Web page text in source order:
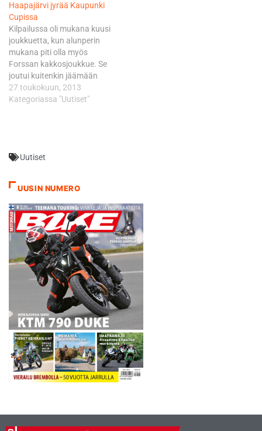
pisteen vastustajilleen.
Voittajan riveissä Niko
Siltaniemi ajoi 16 pistettä.
Hä menetti ainoat pisteensä
joukkuekaveri Jiri Niemiselle,
jonka saldo päivän
kilpailusta oli 13 pistettä.
Kilpailussa toiseksi ajoi
Seinäjoen joukkue viisi
Haapajärvi jyrää Kaupunki
Cupissa
Kilpailussa oli mukana kuusi
joukkuetta, kun alunperin
mukana piti olla myös
Forssan kakkosjoukkue. Se
joutui kuitenkin jäämään
kilpailusta pois, kun Henri
Ahlbom ei ollut vielä
Siltaniemen tilalle. Kilpailun
joukkue maksimipisteet
keränneen Jari Mäkisen
johdolla. Jiri Nieminen
säesti…
27 toukokuun, 2013
Kategoriassa "Uutiset"
Uutiset
UUSIN NUMERO